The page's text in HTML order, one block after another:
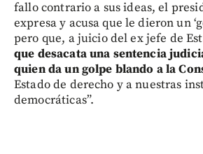
fallo contrario a sus ideas, el
expresa y acusa que le dieron un
pero que, a juicio del ex jefe de
que desacata una sentencia
quien da un golpe blando a la
Estado de derecho y a nuestras
democráticas”.